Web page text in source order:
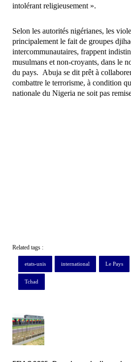
intolérant religieusement ».
Selon les autorités nigérianes, les
principalement le fait de groupes
intercommunautaires, frappent
musulmans et non-croyants, dans le
du pays. Abuja se dit prêt à
combattre le terrorisme, à condition
nationale du Nigeria ne soit pas
Related tags :
etats-unis international Le Pays
Tchad